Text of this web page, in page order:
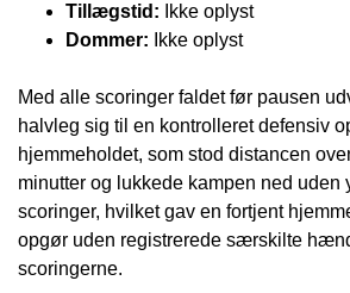
Tillægstid: Ikke oplyst
Dommer: Ikke oplyst
Med alle scoringer faldet før pausen
halvleg sig til en kontrolleret defensiv
hjemmeholdet, som stod distancen
minutter og lukkede kampen ned uden
scoringer, hvilket gav en fortjent
opgør uden registrerede særskilte
scoringerne.